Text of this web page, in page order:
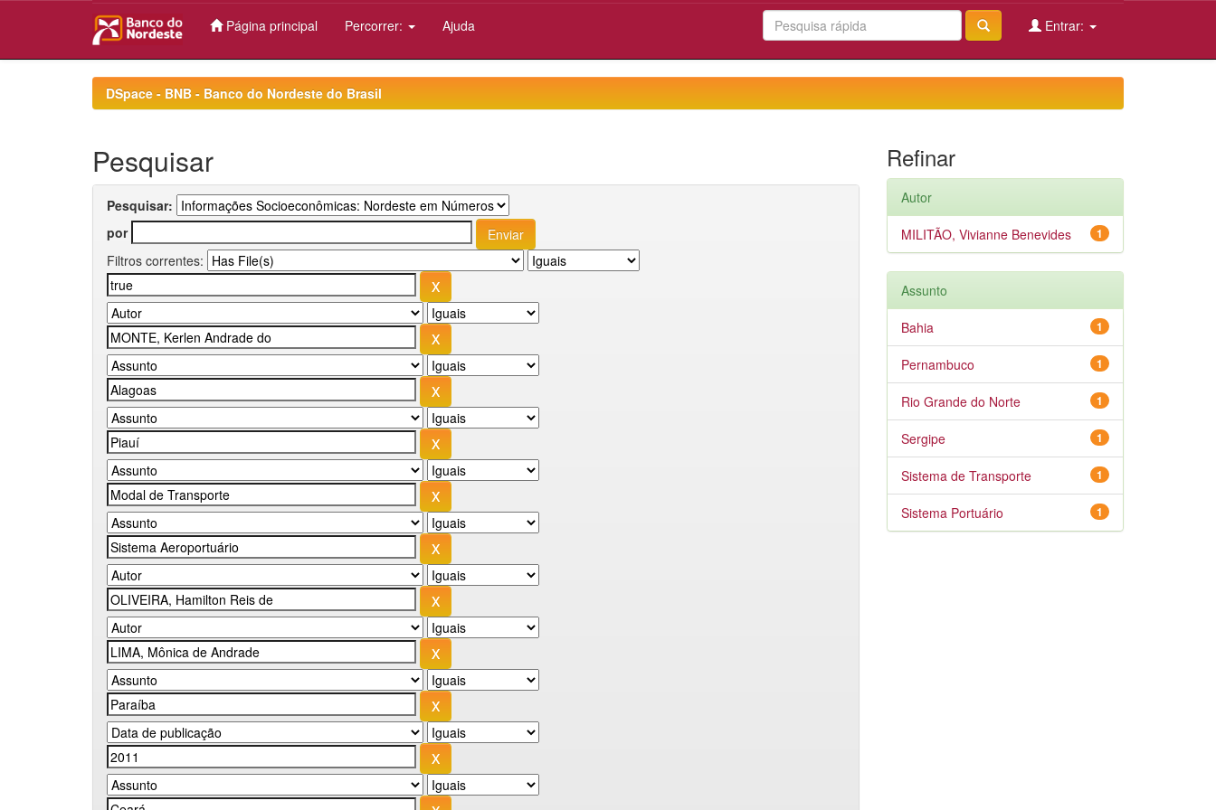
Página principal Percorrer: Ajuda Entrar:
DSpace - BNB - Banco do Nordeste do Brasil
Pesquisar
Pesquisar:
por
Filtros correntes:
Refinar
Autor
1
MILITÃO, Vivianne Benevides
Assunto
1
Bahia
1
Pernambuco
1
Rio Grande do Norte
1
Sergipe
1
Sistema de Transporte
1
Sistema Portuário